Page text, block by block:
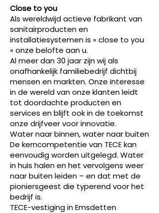
Close to you
Als wereldwijd actieve fabrikant van
sanitairproducten en
installatiesystemen is » close to you
« onze belofte aan u.
Al meer dan 30 jaar zijn wij als
onafhankelijk familiebedrijf dichtbij
mensen en markten. Onze interesse
in de wereld van onze klanten leidt
tot doordachte producten en
services en blijft ook in de toekomst
onze drijfveer voor innovatie.
Water naar binnen, water naar buiten
De kerncompetentie van TECE kan
eenvoudig worden uitgelegd. Water
in huis halen en het vervolgens weer
naar buiten leiden – en dat met de
pioniersgeest die typerend voor het
bedrijf is.
TECE-vestiging in Emsdetten